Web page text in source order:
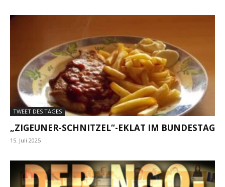
TWEET DES TAGES
„ZIGEUNER-SCHNITZEL“-EKLAT IM BUNDESTAG
15. Juli 2025